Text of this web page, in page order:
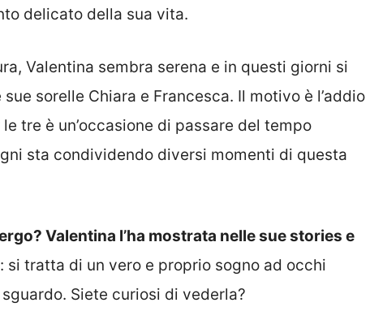
delicato della sua vita.
Valentina sembra serena e in questi giorni si
sorelle Chiara e Francesca. Il motivo è l’addio
tre è un’occasione di passare del tempo
sta condividendo diversi momenti di questa
Valentina l’ha mostrata nelle sue stories e
: si tratta di un vero e proprio sogno ad occhi
Siete curiosi di vederla?